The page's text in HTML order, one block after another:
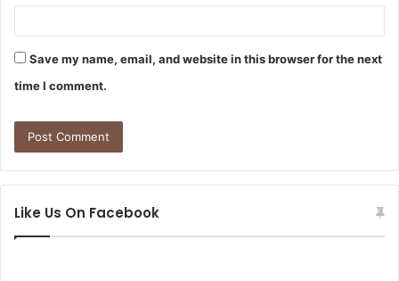
Save my name, email, and website in this browser for the next
time I comment.
Like Us On Facebook